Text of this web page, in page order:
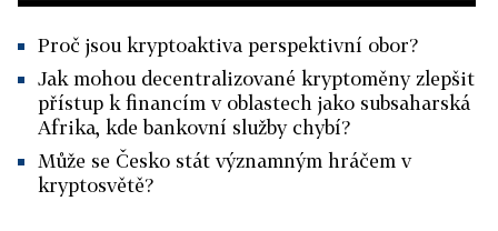
Proč jsou kryptoaktiva perspektivní obor?
Jak mohou decentralizované kryptoměny zlepšit
přístup k financím v oblastech jako subsaharská
Afrika, kde bankovní služby chybí?
Může se Česko stát významným hráčem v
kryptosvětě?